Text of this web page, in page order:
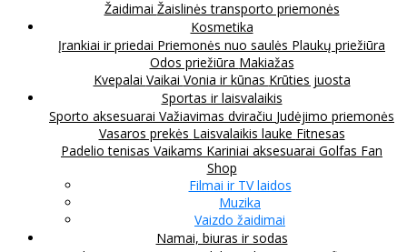
Žaidimai Žaislinės transporto priemonės
Kosmetika
Įrankiai ir priedai Priemonės nuo saulės Plaukų priežiūra
Odos priežiūra Makiažas
Kvepalai Vaikai Vonia ir kūnas Krūties juosta
Sportas ir laisvalaikis
Sporto aksesuarai Važiavimas dviračiu Judėjimo priemonės
Vasaros prekės Laisvalaikis lauke Fitnesas
Padelio tenisas Vaikams Kariniai aksesuarai Golfas Fan
Shop
Filmai ir TV laidos
Muzika
Vaizdo žaidimai
Namai, biuras ir sodas